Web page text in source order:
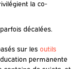
la co-
décalées.
sur lesoutils
permanente